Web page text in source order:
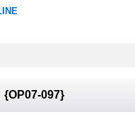
097}